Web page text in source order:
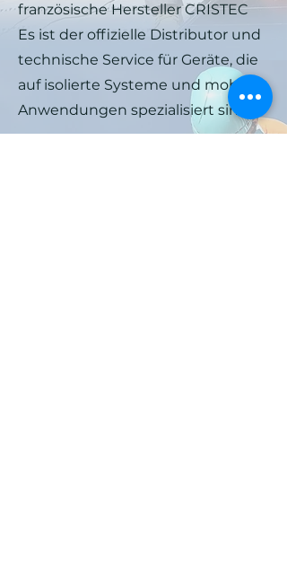
französische Hersteller CRISTEC
Es ist der offizielle Distributor und
technische Service für Geräte, die
auf isolierte Systeme und mobile
Anwendungen spezialisiert sind.